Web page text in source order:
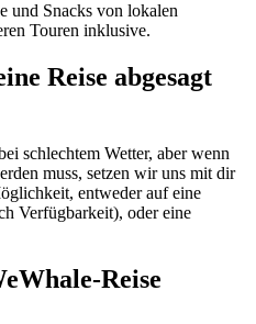
und Snacks von lokalen
Touren inklusive.
Reise abgesagt
schlechtem Wetter, aber wenn
muss, setzen wir uns mit dir
entweder auf eine
Verfügbarkeit), oder eine
Reise